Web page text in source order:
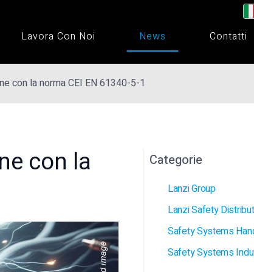
Lavora Con Noi News Contatti
con la norma CEI EN 61340-5-1
con la
Categorie
Lanzi Group
Lanzi Safety
Safety Systems
Safety Systems